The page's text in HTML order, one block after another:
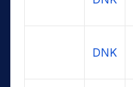
DNK